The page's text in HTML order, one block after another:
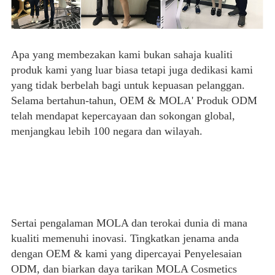
Apa yang membezakan kami bukan sahaja kualiti
produk kami yang luar biasa tetapi juga dedikasi kami
yang tidak berbelah bagi untuk kepuasan pelanggan.
Selama bertahun-tahun, OEM & MOLA' Produk ODM
telah mendapat kepercayaan dan sokongan global,
menjangkau lebih 100 negara dan wilayah.
Sertai pengalaman MOLA dan terokai dunia di mana
kualiti memenuhi inovasi. Tingkatkan jenama anda
dengan OEM & kami yang dipercayai Penyelesaian
ODM, dan biarkan daya tarikan MOLA Cosmetics